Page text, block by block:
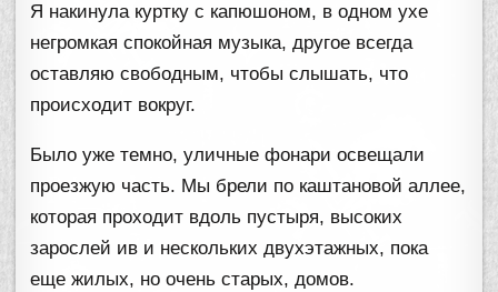
Я накинула куртку с капюшоном, в одном ухе
негромкая спокойная музыка, другое всегда
оставляю свободным, чтобы слышать, что
происходит вокруг.
Было уже темно, уличные фонари освещали
проезжую часть. Мы брели по каштановой аллее,
которая проходит вдоль пустыря, высоких
зарослей ив и нескольких двухэтажных, пока
еще жилых, но очень старых, домов.